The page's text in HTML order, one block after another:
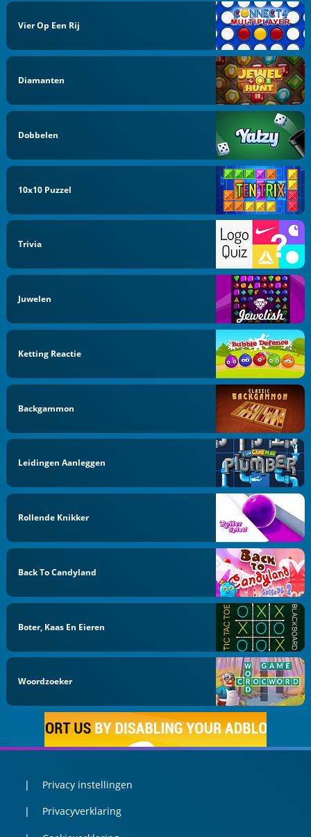
Vier Op Een Rij
Diamanten
Dobbelen
10x10 Puzzel
Trivia
Juwelen
Ketting Reactie
Backgammon
Leidingen Aanleggen
Rollende Knikker
Back To Candyland
Boter, Kaas En Eieren
Woordzoeker
Privacy instellingen
Privacyverklaring